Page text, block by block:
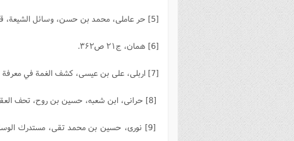
[5] حر عاملى، محمد بن حسن‏، وسائل الشيعة، قم‏: مؤسسة آل البيت عليهم السلام، 1409ق، ج21، ص365.
[6] همان، ج۲۱ ص۳۶۲.
[7] اربلی، علی بن عیسی، کشف الغمة في معرفة الأئمة، جلد۲، صفحه۲۰۵، تبریز: بی‌‌نا، 1381ش.
[8] حرانی، ابن شعبه، حسین بن روح، تحف العقول، قم: جامعه‌ی مدرسین حوزه علمیه قم، 1404ق، ص382.